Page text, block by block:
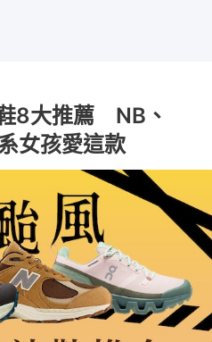
8大推薦 NB、
女孩愛這款